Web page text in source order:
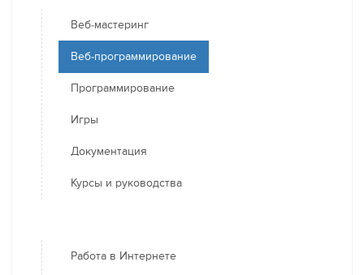
Веб-мастеринг
Веб-программирование
Программирование
Игры
Документация
Курсы и руководства
Работа в Интернете